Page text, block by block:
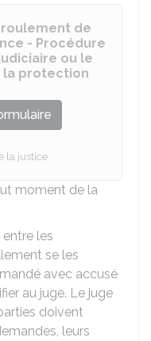
de
- Procédure
ou le
la protection
la justice
moment de la
les
se les
avec accusé
au juge. Le juge
doivent
leurs